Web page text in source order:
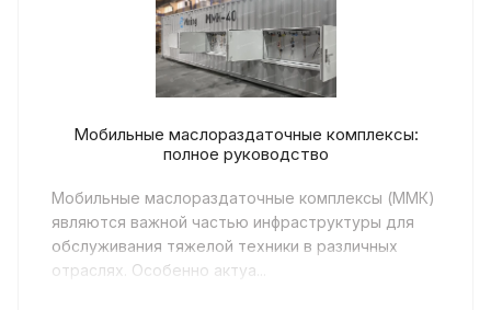
Мобильные маслораздаточные комплексы:
полное руководство
Мобильные маслораздаточные комплексы (ММК)
являются важной частью инфраструктуры для
обслуживания тяжелой техники в различных
отраслях. Особенно актуа...